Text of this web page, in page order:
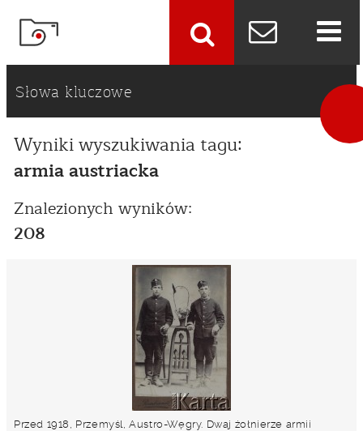
Słowa kluczowe
Wyniki wyszukiwania tagu:
armia austriacka
Znalezionych wyników:
208
Przed 1918, Przemyśl, Austro-Węgry. Dwaj żołnierze armii